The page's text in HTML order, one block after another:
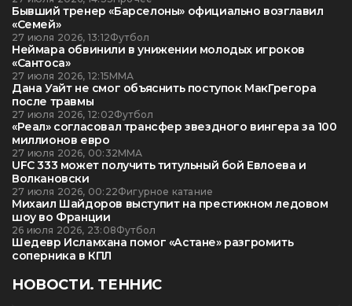
Бывший тренер «Барселоны» официально возглавил
«Семей»
27 июля 2026, 13:12Футбол
Неймара обвинили в унижении молодых игроков
«Сантоса»
27 июля 2026, 12:15ММА
Дана Уайт не смог объяснить поступок МакГрегора
после травмы
27 июля 2026, 12:02Футбол
«Реал» согласовал трансфер звездного вингера за 100
миллионов евро
27 июля 2026, 00:32ММА
UFC 333 может получить титульный бой Евлоева и
Волкановски
27 июля 2026, 00:22Фигурное катание
Михаил Шайдоров выступит на престижном ледовом
шоу во Франции
26 июля 2026, 23:08Футбол
Шедевр Исламхана помог «Астане» разгромить
соперника в КПЛ
НОВОСТИ. ТЕННИС